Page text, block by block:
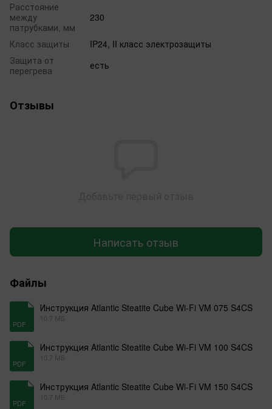
Расстояние
между
патрубками, мм
230
Класс защиты
IP24, II класс электрозащиты
Защита от
перегрева
есть
Отзывы
Написать отзыв
Файлы
PDF
Инструкция Atlantic Steatite Cube Wi-Fi VM 075 S4CS
10.7 МБ
PDF
Инструкция Atlantic Steatite Cube Wi-Fi VM 100 S4CS
10.7 МБ
PDF
Инструкция Atlantic Steatite Cube Wi-Fi VM 150 S4CS
10.7 МБ